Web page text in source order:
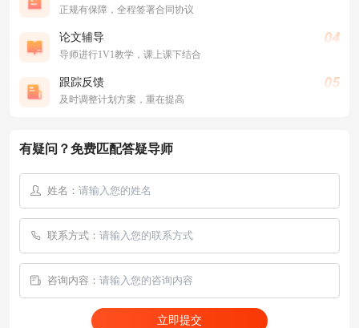
正规有保障，全程签署合同协议
论文辅导
导师进行1V1教学，课上课下结合
跟踪反馈
及时调整计划方案，重在提高
有疑问？免费匹配答疑导师
姓名：
联系方式：
咨询内容：
立即提交